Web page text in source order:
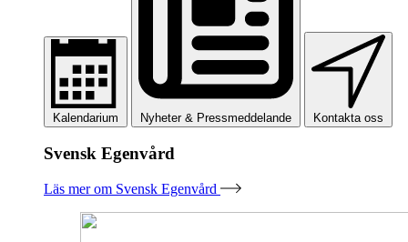
Kalendarium Nyheter & Pressmeddelande Kontakta oss
Svensk Egenvård
Läs mer om Svensk Egenvård